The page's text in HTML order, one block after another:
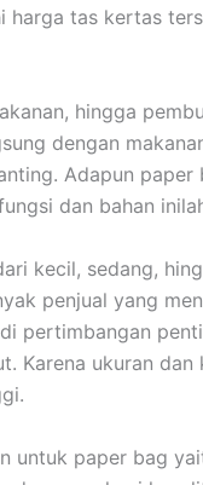
harga tas kertas
hingga
dengan
Adapun paper
dan bahan
kecil, sedang,
penjual yang
pertimbangan
ukuran dan
untuk paper bag